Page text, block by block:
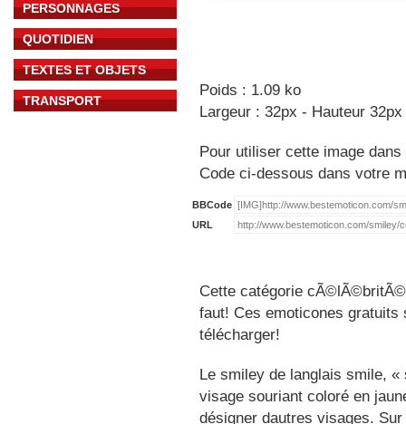
PERSONNAGES
QUOTIDIEN
TEXTES ET OBJETS
TRANSPORT
Poids : 1.09 ko
Largeur : 32px - Hauteur 32px
Pour utiliser cette image
Code ci-dessous dans votre
BBCode
URL
Cette catégorie
faut! Ces emoticones
télécharger!
Le smiley de langlais smile,
visage souriant coloré en
désigner dautres visages.